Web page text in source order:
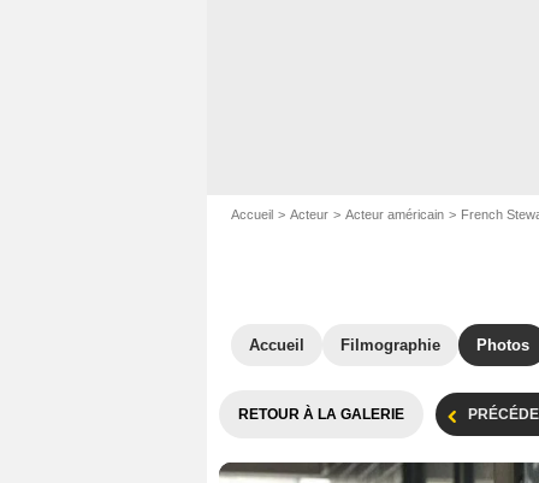
Accueil Acteur Acteur américain French
Accueil Filmographie Photos
RETOUR À LA GALERIE